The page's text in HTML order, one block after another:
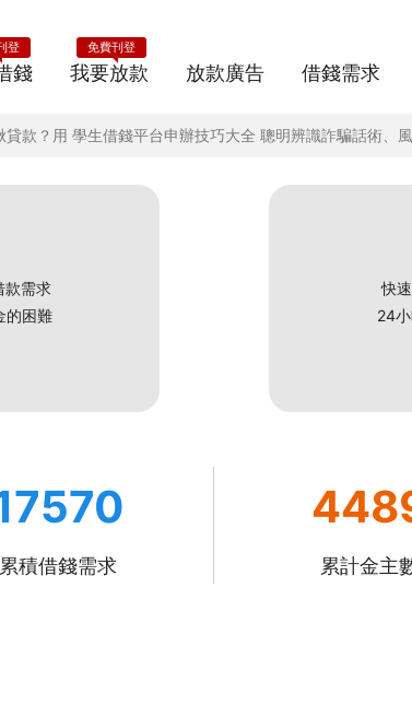
錢
登
我要放款
免費刊登
放款廣告 借錢需求
貸款？用 學生借錢平台申辦技巧大全 聰明辨識詐騙話術、
款需求
的困難
快
24
累積借錢需求 累計金主